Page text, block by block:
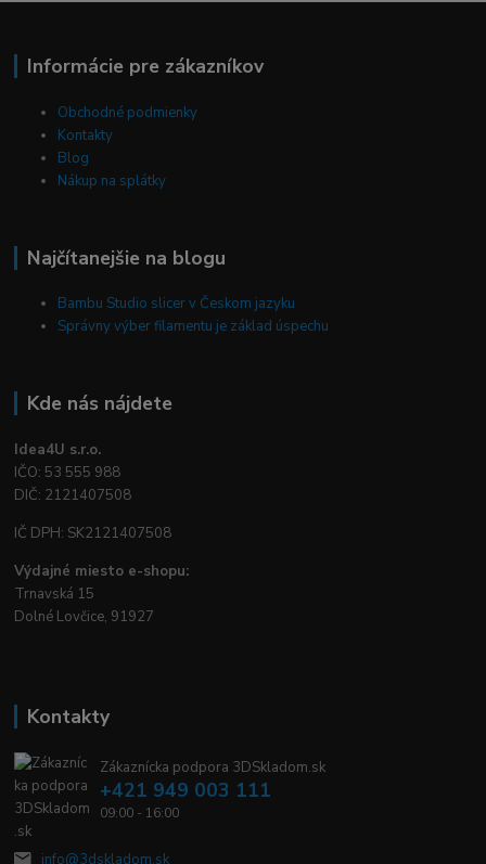
Informácie pre zákazníkov
Obchodné podmienky
Kontakty
Blog
Nákup na splátky
Najčítanejšie na blogu
Bambu Studio slicer v Českom jazyku
Správny výber filamentu je základ úspechu
Kde nás nájdete
Idea4U s.r.o.
IČO: 53 555 988
DIČ: 2121407508
IČ DPH: SK2121407508
Výdajné miesto e-shopu:
Trnavská 15
Dolné Lovčice, 91927
Kontakty
Zákaznícka podpora 3DSkladom.sk
+421 949 003 111
09:00 - 16:00
info@3dskladom.sk